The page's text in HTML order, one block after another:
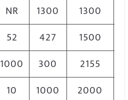
NR 1300 1300
52 427 1500
1000 300 2155
10 1000 2000